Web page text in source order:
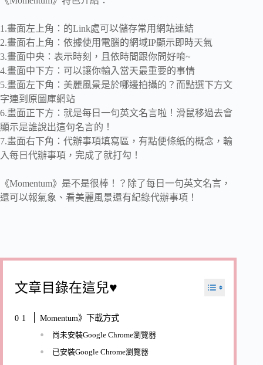
1.畫面左上角：的Link處可以儲存常用網站連結
2.畫面右上角：依據使用電腦的網域IP顯示即時天氣
3.畫面中央：表示時刻，且依時間跟你問好唷~
4.畫面中下方：可以讓你輸入當天最重要的事情
5.畫面左下角：美麗風景是於哪邊拍攝的？而點選下方文
字連到原圖庫網站
6.畫面正下方：就是每日一句英文名言啦！滑鼠移過去會
顯示是誰說出這句名言的！
7.畫面右下角：代辦事項填寫區，有點便條紙的概念，輸
入每日代辦事項，完成了就打勾！
《Momentum》是不是很棒！？除了每日一句英文名言，
還可以報氣象、看美麗風景還有紀錄代辦事項！
文章目錄在這兒♥
Momentum》下載方式
尚未安裝Google Chrome瀏覽器
已安裝Google Chrome瀏覽器